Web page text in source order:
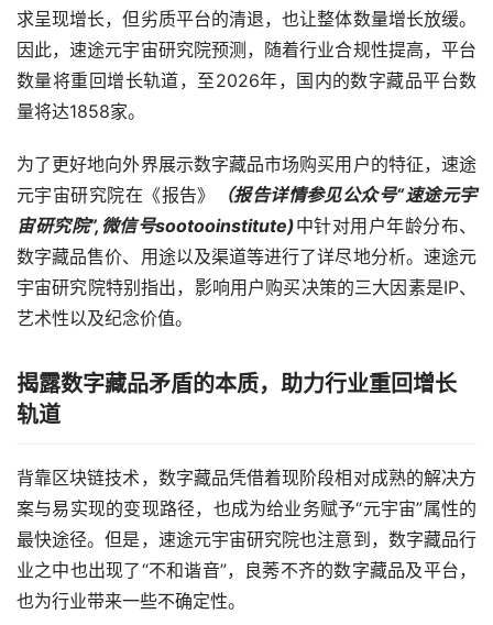
求呈现增长，但劣质平台的清退，也让整体数量增长放缓。
因此，速途元宇宙研究院预测，随着行业合规性提高，平台
数量将重回增长轨道，至2026年，国内的数字藏品平台数
量将达1858家。
为了更好地向外界展示数字藏品市场购买用户的特征，速途
元宇宙研究院在《报告》
（报告详情参见公众号“速途元宇
宙研究院”,微信号sootooinstitute)中针对用户年龄分布、
数字藏品售价、用途以及渠道等进行了详尽地分析。速途元
宇宙研究院特别指出，影响用户购买决策的三大因素是IP、
艺术性以及纪念价值。
揭露数字藏品矛盾的本质，助力行业重回增长
轨道
背靠区块链技术，数字藏品凭借着现阶段相对成熟的解决方
案与易实现的变现路径，也成为给业务赋予“元宇宙”属性的
最快途径。但是，速途元宇宙研究院也注意到，数字藏品行
业之中也出现了“不和谐音”，良莠不齐的数字藏品及平台，
也为行业带来一些不确定性。